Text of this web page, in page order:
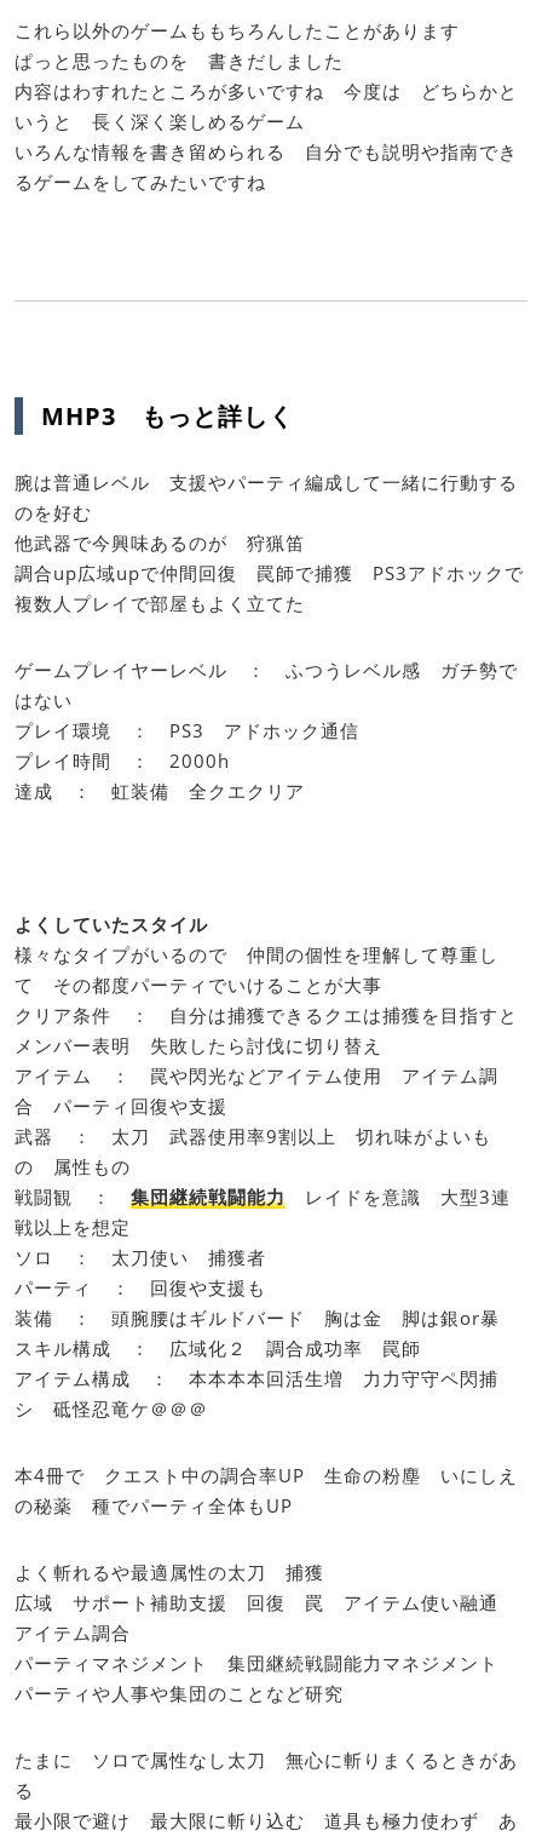
これら以外のゲームももちろんしたことがあります
ぱっと思ったものを 書きだしました
内容はわすれたところが多いですね 今度は どちらかと
いうと 長く深く楽しめるゲーム
いろんな情報を書き留められる 自分でも説明や指南でき
るゲームをしてみたいですね
MHP3 もっと詳しく
腕は普通レベル 支援やパーティ編成して一緒に行動する
のを好む
他武器で今興味あるのが 狩猟笛
調合up広域upで仲間回復 罠師で捕獲 PS3アドホックで
複数人プレイで部屋もよく立てた
ゲームプレイヤーレベル ： ふつうレベル感 ガチ勢で
はない
プレイ環境 ： PS3 アドホック通信
プレイ時間 ： 2000h
達成 ： 虹装備 全クエクリア
よくしていたスタイル
様々なタイプがいるので 仲間の個性を理解して尊重し
て その都度パーティでいけることが大事
クリア条件 ： 自分は捕獲できるクエは捕獲を目指すと
メンバー表明 失敗したら討伐に切り替え
アイテム ： 罠や閃光などアイテム使用 アイテム調
合 パーティ回復や支援
武器 ： 太刀 武器使用率9割以上 切れ味がよいも
の 属性もの
戦闘観 ： 集団継続戦闘能力 レイドを意識 大型3連
戦以上を想定
ソロ ： 太刀使い 捕獲者
パーティ ： 回復や支援も
装備 ： 頭腕腰はギルドバード 胸は金 脚は銀or暴
スキル構成 ： 広域化２ 調合成功率 罠師
アイテム構成 ： 本本本本回活生増 力力守守ペ閃捕
シ 砥怪忍竜ケ＠＠＠
本4冊で クエスト中の調合率UP 生命の粉塵 いにしえ
の秘薬 種でパーティ全体もUP
よく斬れるや最適属性の太刀 捕獲
広域 サポート補助支援 回復 罠 アイテム使い融通
アイテム調合
パーティマネジメント 集団継続戦闘能力マネジメント
パーティや人事や集団のことなど研究
たまに ソロで属性なし太刀 無心に斬りまくるときがあ
る
最小限で避け 最大限に斬り込む 道具も極力使わず あ